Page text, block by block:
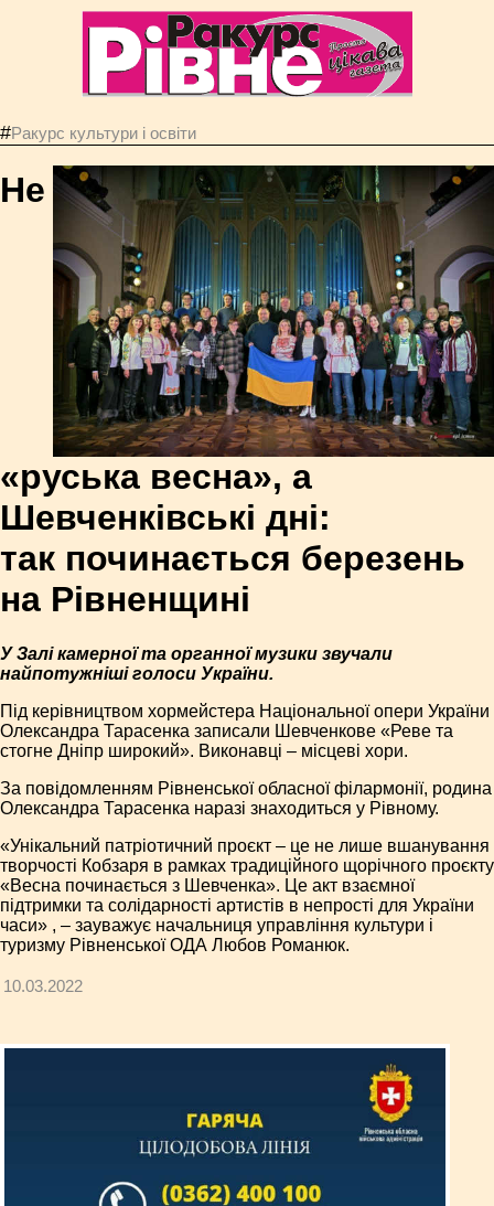
#Ракурс культури і освіти
Не
«руська весна», а
Шевченківські дні:
так починається березень
на Рівненщині
У Залі камерної та органної музики звучали
найпотужніші голоси України.
Під керівництвом хормейстера Національної опери України
Олександра Тарасенка записали Шевченкове «Реве та
стогне Дніпр широкий». Виконавці – місцеві хори.
За повідомленням Рівненської обласної філармонії, родина
Олександра Тарасенка наразі знаходиться у Рівному.
«Унікальний патріотичний проєкт – це не лише вшанування
творчості Кобзаря в рамках традиційного щорічного проєкту
«Весна починається з Шевченка». Це акт взаємної
підтримки та солідарності артистів в непрості для України
часи» , – зауважує начальниця управління культури і
туризму Рівненської ОДА Любов Романюк.
10.03.2022